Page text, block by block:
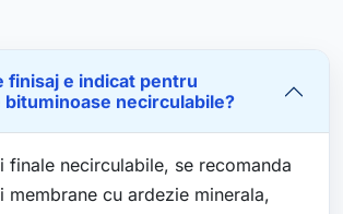
finisaj e indicat pentru
bituminoase necirculabile?
finale necirculabile, se recomanda
membrane cu ardezie minerala,